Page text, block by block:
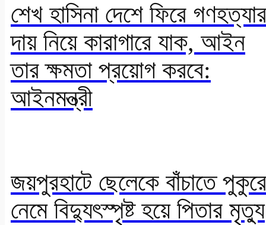
শেখ হাসিনা দেশে ফিরে গণহত্যার
দায় নিয়ে কারাগারে যাক, আইন
তার ক্ষমতা প্রয়োগ করবে:
আইনমন্ত্রী
জয়পুরহাটে ছেলেকে বাঁচাতে পুকুরে
নেমে বিদ্যুৎস্পৃষ্ট হয়ে পিতার মৃত্যু